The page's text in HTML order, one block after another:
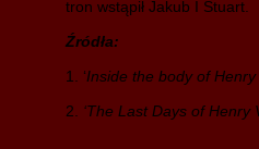
tron wstąpił Jakub I Stuart.
Źródła:
1. ‘Inside the body of Henry
2.
‘The Last Days of Henry